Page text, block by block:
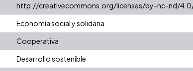
http://creativecommons.org/licenses/by-nc-nd/
Economía social y solidaria
Cooperativa
Desarrollo sostenible